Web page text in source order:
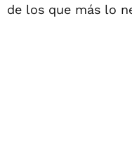
de los que más lo